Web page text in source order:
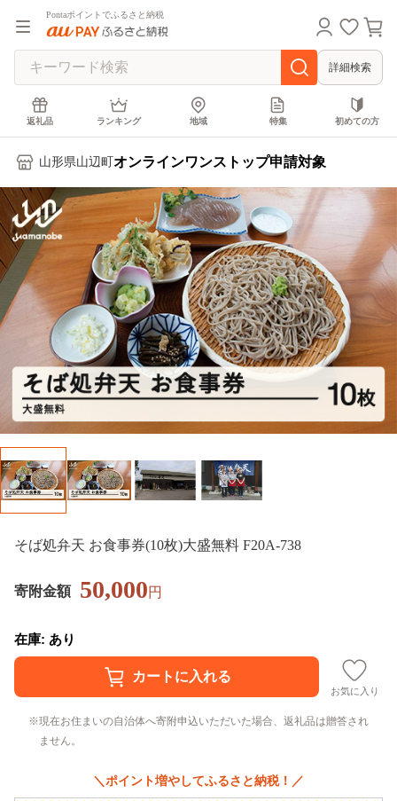
Pontaポイントでふるさと納税
詳細検索
返礼品 ランキング 地域 特集 初めての方
山形県山辺町 オンラインワンストップ申請対象
そば処弁天 お食事券(10枚)大盛無料 F20A-738
寄附金額 50,000円
在庫: あり
お気に入り
現在お住まいの自治体へ寄附申込いただいた場合、返礼品は贈答され
ません。
＼ポイント増やしてふるさと納税！／